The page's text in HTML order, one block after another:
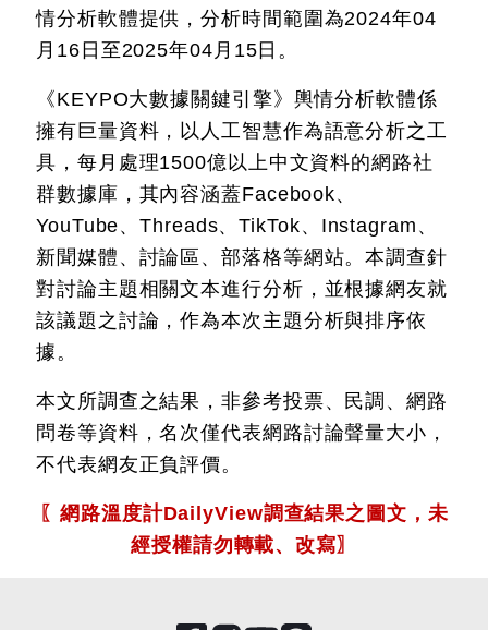
情分析軟體提供，分析時間範圍為2024年04
月16日至2025年04月15日。
《KEYPO大數據關鍵引擎》輿情分析軟體係
擁有巨量資料，以人工智慧作為語意分析之工
具，每月處理1500億以上中文資料的網路社
群數據庫，其內容涵蓋Facebook、
YouTube、Threads、TikTok、Instagram、
新聞媒體、討論區、部落格等網站。本調查針
對討論主題相關文本進行分析，並根據網友就
該議題之討論，作為本次主題分析與排序依
據。
本文所調查之結果，非參考投票、民調、網路
問卷等資料，名次僅代表網路討論聲量大小，
不代表網友正負評價。
〖網路溫度計DailyView調查結果之圖文，未
經授權請勿轉載、改寫〗